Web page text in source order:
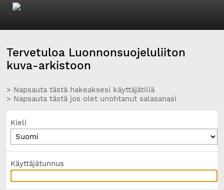
Tervetuloa Luonnonsuojeluliiton
kuva-arkistoon
> Napsauta tästä hakeaksesi käyttäjätiliä
> Napsauta tästä jos olet unohtanut salasanasi
Kieli
Käyttäjätunnus